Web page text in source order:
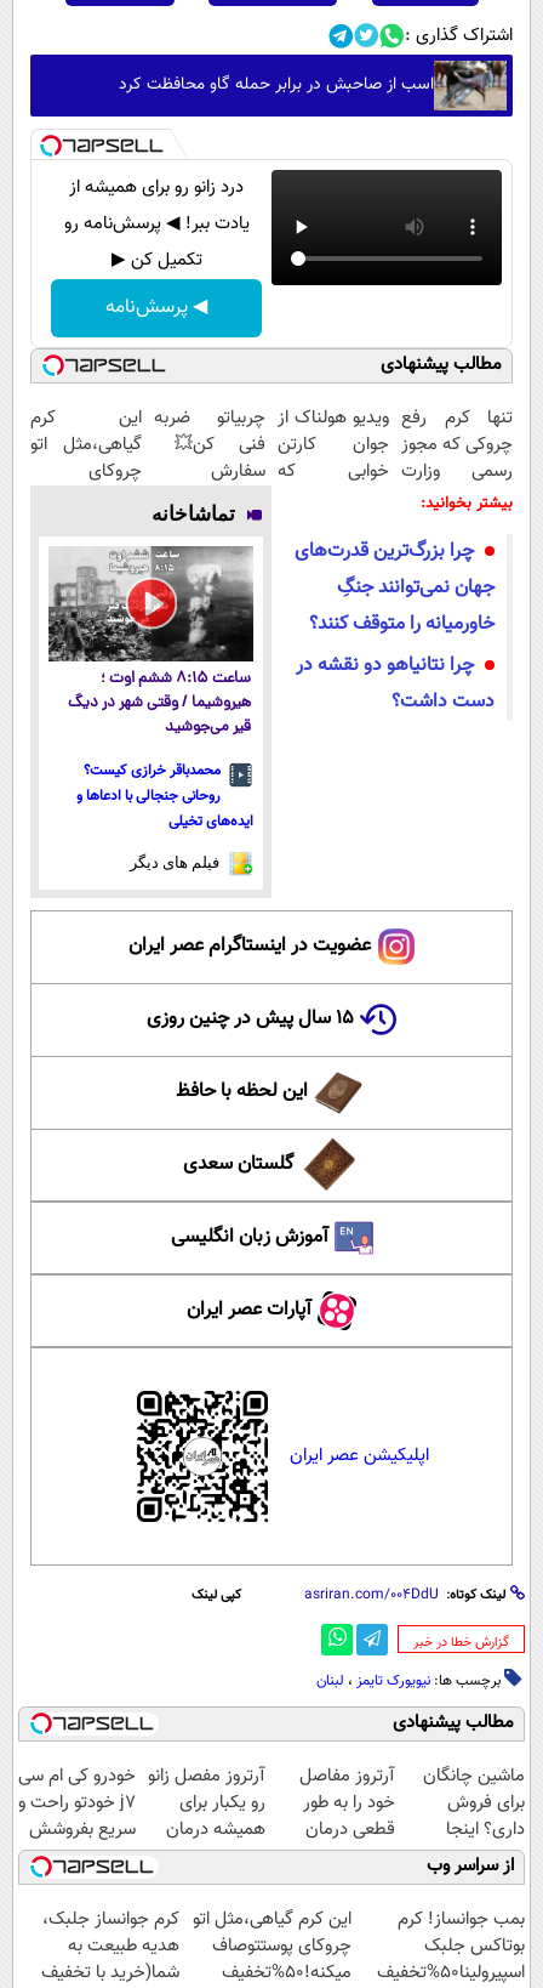
اشتراک گذاری :
اسب از صاحبش در برابر حمله گاو محافظت کرد
درد زانو رو برای همیشه از
یادت ببر! ◀ پرسش‌نامه رو
تکمیل کن ▶
◀ پرسش‌نامه
مطالب پیشنهادی
تنها کرم رفع
چروکی که مجوز
رسمی وزارت
بهداشت دارد
ویدیو هولناک از
جوان کارتن
خوابی که
چربیاتو ضربه
فنی کن💥
سفارش
چربیسوز گیاهی
با 60%تخفیف تا
امشب
این کرم
گیاهی،مثل اتو
چروکای
بیشتر بخوانید:
چرا بزرگ‌ترین قدرت‌های
جهان نمی‌توانند جنگِ
خاورمیانه را متوقف کنند؟
چرا نتانیاهو دو نقشه در
دست داشت؟
تماشاخانه
ساعت ۸:۱۵ ششم اوت ؛
هیروشیما / وقتی شهر در دیگ
قیر می‌جوشید
محمدباقر خرازی کیست؟
روحانی جنجالی با ادعاها و
ایده‌های تخیلی
فیلم های دیگر
عضویت در اینستاگرام عصر ایران
۱۵ سال پیش در چنین روزی
این لحظه با حافظ
گلستان سعدی
آموزش زبان انگلیسی
آپارات عصر ایران
اپلیکیشن عصر ایران
لینک کوتاه: کپی لینک
‌گزارش خطا در خبر
برچسب ها: نیویورک تایمز ، لبنان
مطالب پیشنهادی
ماشین چانگان
برای فروش
داری؟ اینجا
سریع بفروشش
آرتروز مفاصل
خود را به طور
قطعی درمان
کنید!
◗پرسش‌نامه◖
آرتروز مفصل زانو
رو یکبار برای
همیشه درمان
کن!
◗پرسش‌نامه◖
خودرو کی ام سی
j7 خودتو راحت و
سریع بفروشش
از سراسر وب
بمب جوانساز! کرم
بوتاکس جلبک
اسپیرولینا50%تخفیف
این کرم گیاهی،مثل اتو
چروکای پوستتوصاف
میکنه!50%تخفیف
کرم جوانساز جلبک،
هدیه طبیعت به
شما(خرید با تخفیف